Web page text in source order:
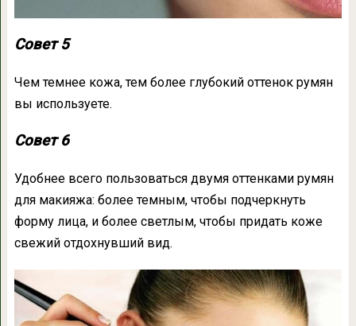
Совет 5
Чем темнее кожа, тем более глубокий оттенок румян
вы используете.
Совет 6
Удобнее всего пользоваться двумя оттенками румян
для макияжа: более темным, чтобы подчеркнуть
форму лица, и более светлым, чтобы придать коже
свежий отдохнувший вид.